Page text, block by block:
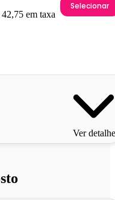
em taxa
Selecionar
Ver